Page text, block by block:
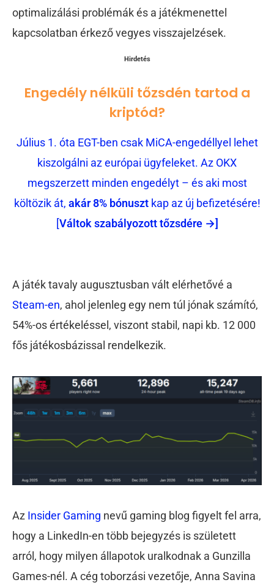
optimalizálási problémák és a játékmenettel
kapcsolatban érkező vegyes visszajelzések.
Hirdetés
Engedély nélküli tőzsdén tartod a
kriptód?
Július 1. óta EGT-ben csak MiCA-engedéllyel lehet
kiszolgálni az európai ügyfeleket. Az OKX
megszerzett minden engedélyt – és aki most
költözik át, akár 8% bónusztkap az új befizetésére!
[Váltok szabályozott tőzsdére →]
A játék tavaly augusztusban vált elérhetővé a
Steam-en, ahol jelenleg egy nem túl jónak számító,
54%-os értékeléssel, viszont stabil, napi kb. 12 000
fős játékosbázissal rendelkezik.
Az Insider Gaming nevű gaming blog figyelt fel arra,
hogy a LinkedIn-en több bejegyzés is született
arról, hogy milyen állapotok uralkodnak a Gunzilla
Games-nél. A cég toborzási vezetője, Anna Savina